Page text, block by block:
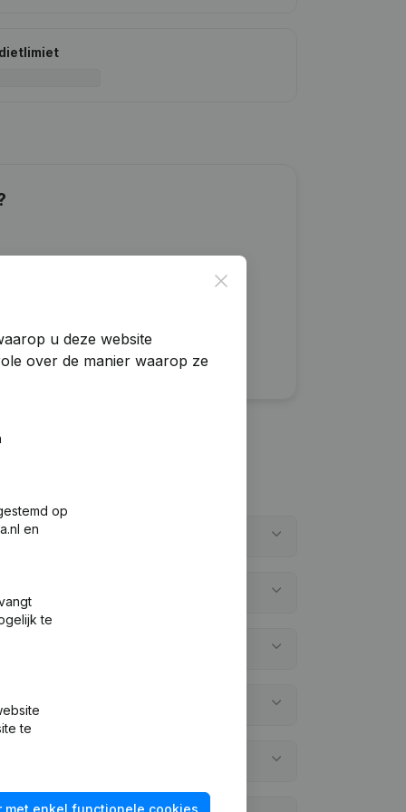
Close
u deze website
over de manier waarop ze
op
en
te
te
met enkel functionele cookies